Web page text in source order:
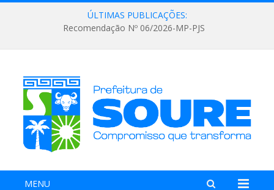
ÚLTIMAS PUBLICAÇÕES:
Recomendação Nº 06/2026-MP-PJS
MENU